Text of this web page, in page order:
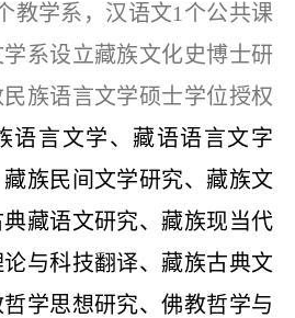
教学系，汉语文1个公共课
系设立藏族文化史博士研
族语言文学硕士学位授权
语言文学、藏语语言文字
族民间文学研究、藏族文
藏语文研究、藏族现当代
与科技翻译、藏族古典文
学思想研究、佛教哲学与